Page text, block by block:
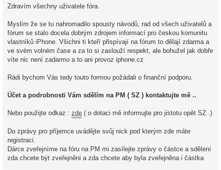
í
s
v
e
Zdravím všechny uživatele fóra.
Myslím že se tu nahromadilo spousty návodů, rad od všech uživatelů a
fórum se stalo docela dobrým zdrojem informací pro českou komunitu
vlastníků iPhone. Všichni ti kteří přispívají na fórum to dělají zdarma a
ve svém volném čase a za to si zaslouží respekt, ale bohužel jak dobře
víte nic není zadarmo a to ani provoz iphone.cz
Rádi bychom Vás tedy touto formou požádali o finanční podporu.
Účet a podrobnosti Vám sdělím na PM ( SZ ) kontaktujte mě ..
Nebo použijte odkaz : zde ( o dotaci mě informujte pro jistotu opět SZ .)
Do zprávy pro příjemce uvádějte svůj nick pod kterým zde máte
registraci.
Dárce zveřejníme na fóru na PM mi zasílejte zprávy o částce a sdělení
zda chcete být zveřejněni a zda chcete aby byla zveřejněna i částka